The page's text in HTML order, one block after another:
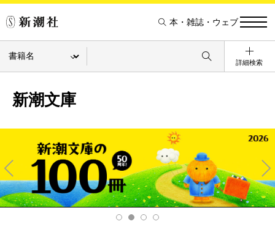
本・雑誌・ウェブ
詳細検索
新潮文庫
Pre
v
Ne
xt